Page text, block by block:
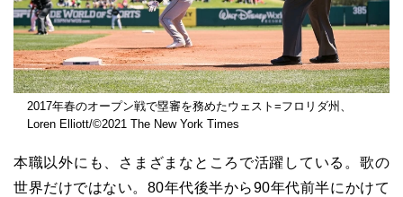
2017年春のオープン戦で塁審を務めたウェスト=フロリダ州、
Loren Elliott/©2021 The New York Times
本職以外にも、さまざまなところで活躍している。歌の
世界だけではない。80年代後半から90年代前半にかけて